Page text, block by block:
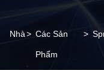
Nhà> Các Sản
Phẩm
>